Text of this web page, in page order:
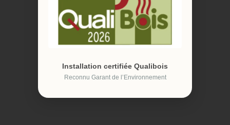
Installation certifiée Qualibois
Reconnu Garant de l’Environnement